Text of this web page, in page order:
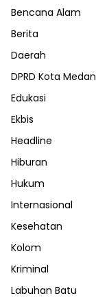
Bencana Alam
Berita
Daerah
DPRD Kota Medan
Edukasi
Ekbis
Headline
Hiburan
Hukum
Internasional
Kesehatan
Kolom
Kriminal
Labuhan Batu